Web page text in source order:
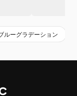
ルーグラデーション